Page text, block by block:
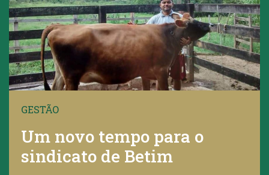
GESTÃO
Um novo tempo para o
sindicato de Betim